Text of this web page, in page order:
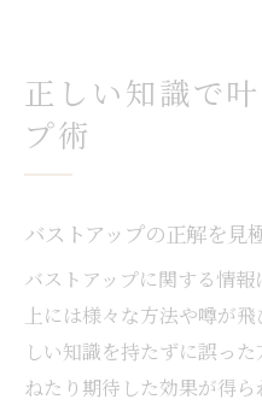
正しい知識で
プ術
バストアップの正解を見
バストアップに関する情
上には様々な方法や噂が
しい知識を持たずに誤っ
ねたり期待した効果が得